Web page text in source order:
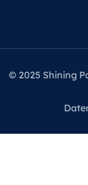
© 2025 Shining